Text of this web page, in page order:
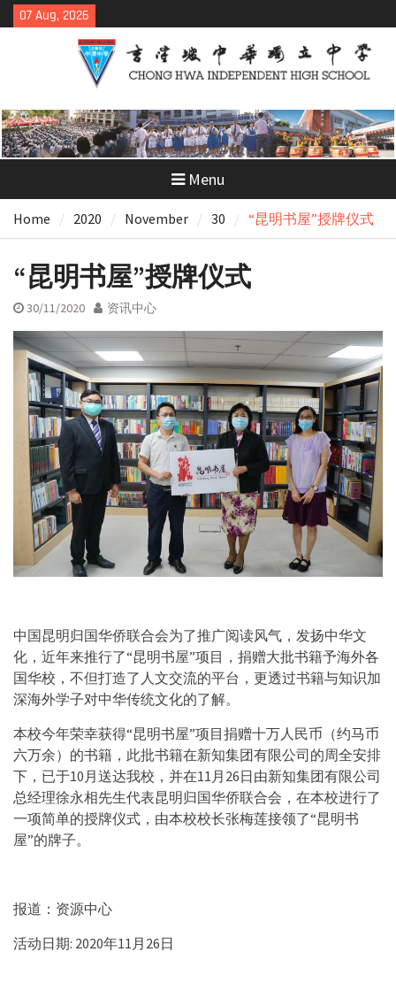
Skip
to
07 Aug, 2026
Menu
Home 2020 November 30 “昆明书屋”授牌仪式
“昆明书屋”授牌仪式
30/11/2020 资讯中心
中国昆明归国华侨联合会为了推广阅读风气，发扬中华文
化，近年来推行了“昆明书屋”项目，捐赠大批书籍予海外各
国华校，不但打造了人文交流的平台，更透过书籍与知识加
深海外学子对中华传统文化的了解。
本校今年荣幸获得“昆明书屋”项目捐赠十万人民币（约马币
六万余）的书籍，此批书籍在新知集团有限公司的周全安排
下，已于10月送达我校，并在11月26日由新知集团有限公司
总经理徐永相先生代表昆明归国华侨联合会，在本校进行了
一项简单的授牌仪式，由本校校长张梅莲接领了“昆明书
屋”的牌子。
报道：资源中心
活动日期: 2020年11月26日